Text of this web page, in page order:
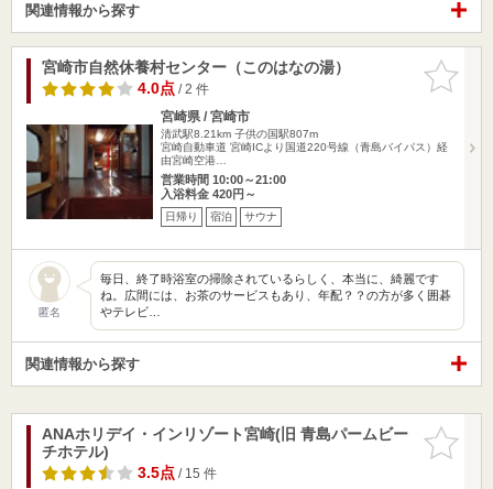
関連情報から探す
お気に入
りに追加
宮崎市自然休養村センター（このはなの湯）
4.0点/ 2 件
宮崎県 / 宮崎市
清武駅8.21km 子供の国駅807m
宮崎自動車道 宮崎ICより国道220号線（青島バイパス）経
由宮崎空港…
営業時間 10:00～21:00
入浴料金 420円～
日帰り 宿泊 サウナ
匿名
毎日、終了時浴室の掃除されているらしく、本当に、綺麗です
ね。広間には、お茶のサービスもあり、年配？？の方が多く囲碁
やテレビ…
関連情報から探す
お気に入
りに追加
ANAホリデイ・インリゾート宮崎(旧 青島パームビー
チホテル)
3.5点/ 15 件